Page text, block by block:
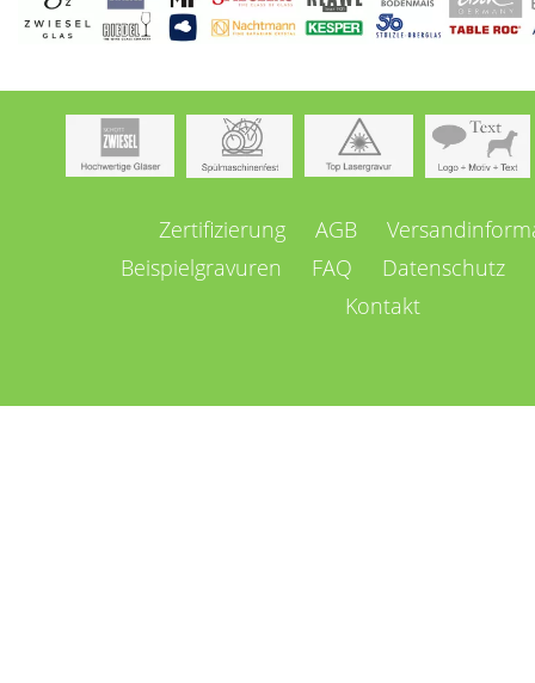
überspringen
Zertifizierung AGB
Beispielgravuren
FAQ Datenschutz
Kontakt